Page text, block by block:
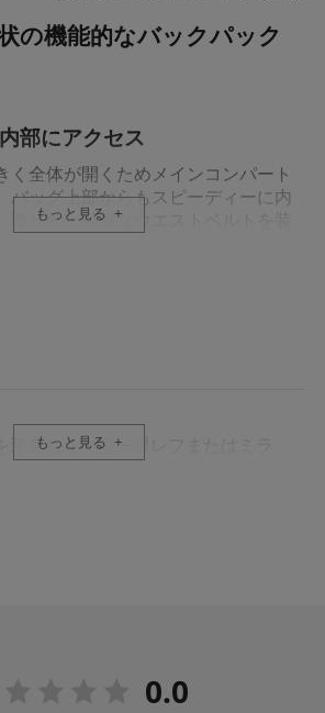
の機能的なバックパック
部にアクセス
く全体が開くためメインコンパート
バッグ上部からもスピーディーに内
取り外し可能なウエストベルトを装
トップフラップ内側にはそれぞれメ
可能。前面ポケットにはノートPC や
ほか、オーガナイザーポケット、メ
えています。
もっと見る
装着した中型一眼レフまたはミラ
もっと見る
0.0